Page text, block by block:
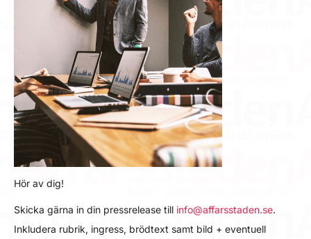
Hör av dig!
Skicka gärna in din pressrelease till info@affarsstaden.se.
Inkludera rubrik, ingress, brödtext samt bild + eventuell